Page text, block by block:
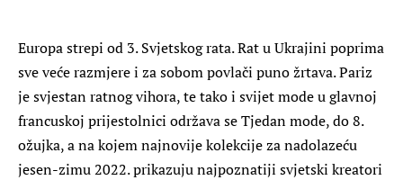
Europa strepi od 3. Svjetskog rata. Rat u Ukrajini poprima
sve veće razmjere i za sobom povlači puno žrtava. Pariz
je svjestan ratnog vihora, te tako i svijet mode u glavnoj
francuskoj prijestolnici održava se Tjedan mode, do 8.
ožujka, a na kojem najnovije kolekcije za nadolazeću
jesen-zimu 2022. prikazuju najpoznatiji svjetski kreatori